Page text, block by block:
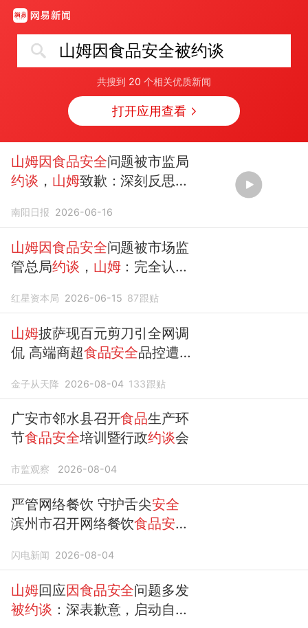
山姆因食品安全被约谈
共搜到 20 个相关优质新闻
打开应用查看
山姆因食品安全问题被市监局
约谈 ， 山姆致歉：深刻反思并
南阳日报 2026-06-16
山姆因食品安全问题被市场监
管总局约谈 ， 山姆：完全认
红星资本局 2026-06-15 87跟贴
山姆披萨现百元剪刀引全网调
侃 高端商超食品安全品控遭质
金子从天降 2026-08-04 133跟贴
广安市邻水县召开食品生产环
节食品安全培训暨行政约谈会
市监观察 2026-08-04
严管网络餐饮 守护舌尖安全
滨州市召开网络餐饮食品安全
闪电新闻 2026-08-04
山姆回应因食品安全问题多发
被约谈 ：深表歉意，启动自查